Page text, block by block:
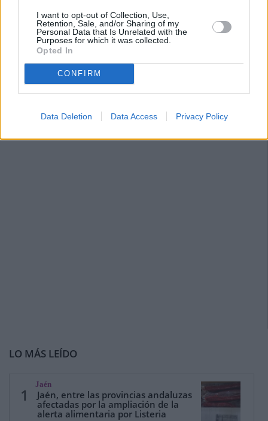
I want to opt-out of Collection, Use,
Retention, Sale, and/or Sharing of my
Personal Data that Is Unrelated with the
Purposes for which it was collected.
Opted In
CONFIRM
Data Deletion Data Access Privacy Policy
LO MÁS LEÍDO
1
Jaén
Jaén, entre las provincias andaluzas
afectadas por la ampliación de la
alerta alimentaria por Listeria